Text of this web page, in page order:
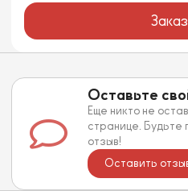
Оставьте
Еще никто не
странице. Будьте
отзыв!
Оставить